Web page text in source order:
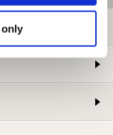
only